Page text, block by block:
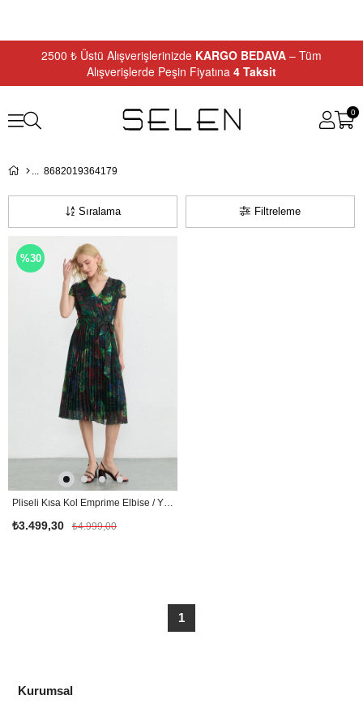
2500 ₺ Üstü Alışverişlerinizde KARGO BEDAVA – Tüm
Alışverişlerde Peşin Fiyatına 4 Taksit
0
8682019364179
Filtreleme
Sıralama
%30
₺3.499,30 ₺4.999,00
1
Kurumsal